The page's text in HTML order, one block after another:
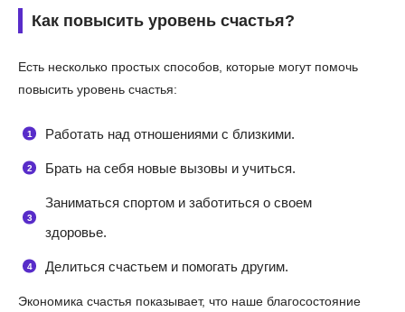
Как повысить уровень счастья?
Есть несколько простых способов, которые могут помочь
повысить уровень счастья:
Работать над отношениями с близкими.
Брать на себя новые вызовы и учиться.
Заниматься спортом и заботиться о своем
здоровье.
Делиться счастьем и помогать другим.
Экономика счастья показывает, что наше благосостояние